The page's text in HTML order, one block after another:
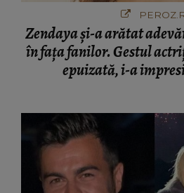
Zendaya și-a arătat
în fața fanilor. Gestul
epuizată, i-a